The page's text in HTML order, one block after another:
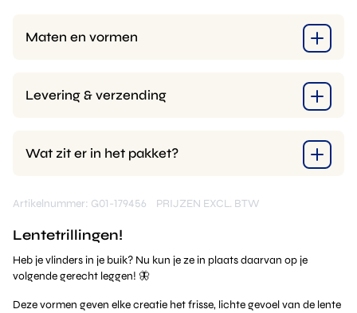
Maten en vormen
Levering & verzending
Wat zit er in het pakket?
Artikelnummer: G01-179456 PRIJZEN EXCL. BTW
Lentetrillingen!
Heb je vlinders in je buik? Nu kun je ze in plaats daarvan op je
volgende gerecht leggen! 🦋
Deze vormen geven elke creatie het frisse, lichte gevoel van de lente